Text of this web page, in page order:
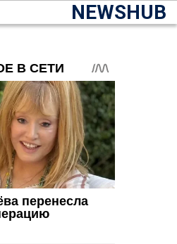
NEWSHUB